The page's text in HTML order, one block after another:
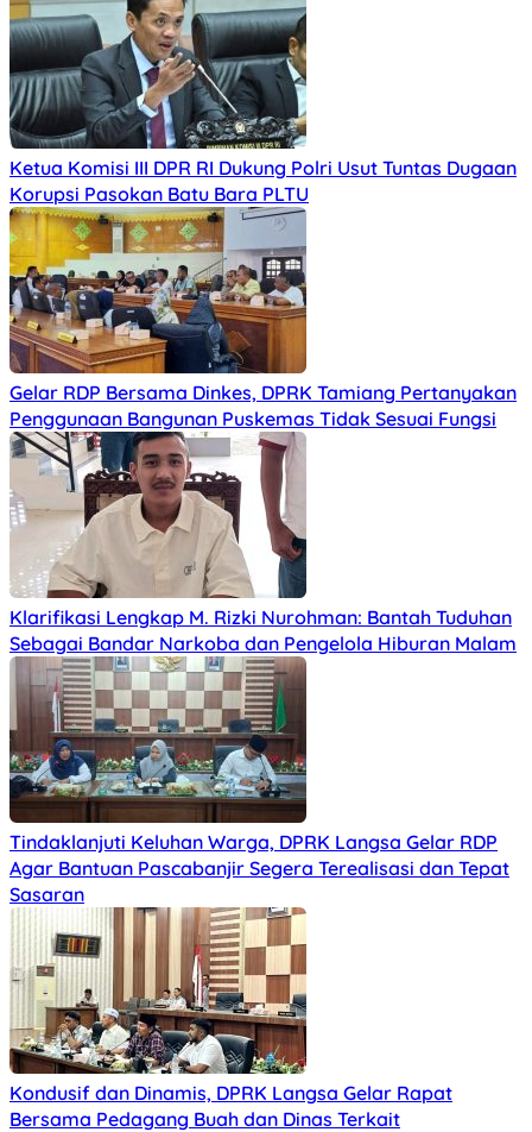
Ketua Komisi III DPR RI Dukung Polri Usut Tuntas Dugaan
Korupsi Pasokan Batu Bara PLTU
Gelar RDP Bersama Dinkes, DPRK Tamiang Pertanyakan
Penggunaan Bangunan Puskemas Tidak Sesuai Fungsi
Klarifikasi Lengkap M. Rizki Nurohman: Bantah Tuduhan
Sebagai Bandar Narkoba dan Pengelola Hiburan Malam
Tindaklanjuti Keluhan Warga, DPRK Langsa Gelar RDP
Agar Bantuan Pascabanjir Segera Terealisasi dan Tepat
Sasaran
Kondusif dan Dinamis, DPRK Langsa Gelar Rapat
Bersama Pedagang Buah dan Dinas Terkait